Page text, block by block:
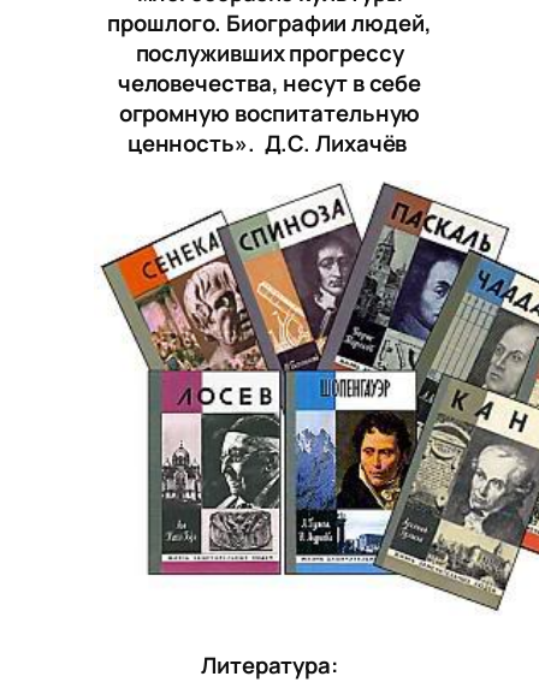
прошлого. Биографии людей,
послуживших прогрессу
человечества, несут в себе
огромную воспитательную
ценность». Д.С. Лихачёв
Литература: